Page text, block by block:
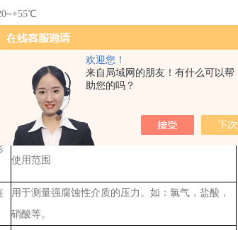
欢迎您！
来自局域网的朋友！有什么可以帮
助您的吗？
度- 20~+55℃
荷：用至测量上限值的3/4
量上限值的2/3
量上限值6：连接尺寸 (1)螺纹连接：M20*1.5(G3/8″
机械工业部标准JB81-5 《平焊钢法兰》B:化学工业
防强腐全塑隔膜压力表 的型号及形式
使用范围
用于测量强腐蚀性介质的压力。如：氯气，盐酸，
硝酸等。